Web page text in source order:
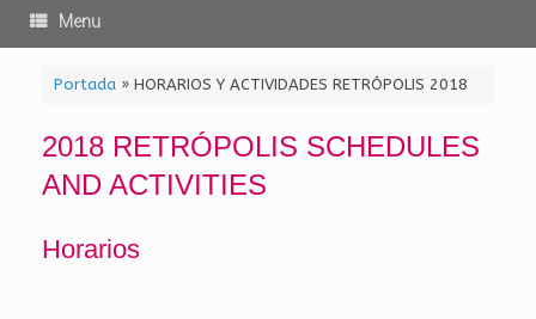
Menu
Portada» HORARIOS Y ACTIVIDADES RETRÓPOLIS 2018
2018 RETRÓPOLIS SCHEDULES
AND ACTIVITIES
Horarios